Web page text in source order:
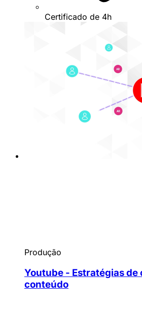
Certificado de 4h
Produção
Youtube - Estratégias de
conteúdo